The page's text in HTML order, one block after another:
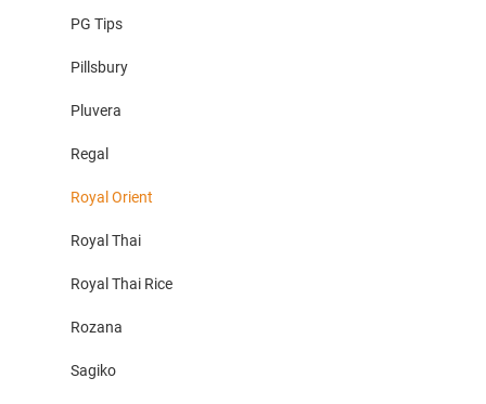
PG Tips
Pillsbury
Pluvera
Regal
Royal Orient
Royal Thai
Royal Thai Rice
Rozana
Sagiko